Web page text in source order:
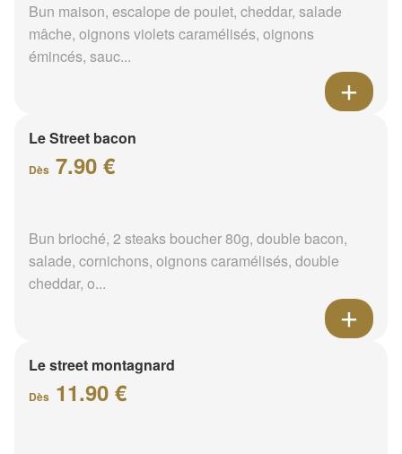
Bun maison, escalope de poulet, cheddar, salade
mâche, oignons violets caramélisés, oignons
émincés, sauc...
Le Street bacon
Dès 7.90 €
Bun brioché, 2 steaks boucher 80g, double bacon,
salade, cornichons, oignons caramélisés, double
cheddar, o...
Le street montagnard
Dès 11.90 €